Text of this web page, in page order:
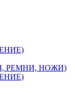
РЕМНИ, НОЖИ)